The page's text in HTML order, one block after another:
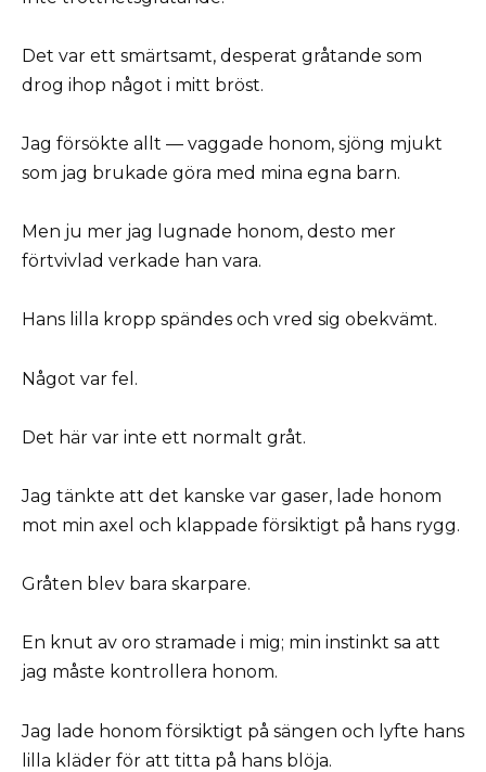
Det var ett smärtsamt, desperat gråtande som
drog ihop något i mitt bröst.
Jag försökte allt — vaggade honom, sjöng mjukt
som jag brukade göra med mina egna barn.
Men ju mer jag lugnade honom, desto mer
förtvivlad verkade han vara.
Hans lilla kropp spändes och vred sig obekvämt.
Något var fel.
Det här var inte ett normalt gråt.
Jag tänkte att det kanske var gaser, lade honom
mot min axel och klappade försiktigt på hans rygg.
Gråten blev bara skarpare.
En knut av oro stramade i mig; min instinkt sa att
jag måste kontrollera honom.
Jag lade honom försiktigt på sängen och lyfte hans
lilla kläder för att titta på hans blöja.